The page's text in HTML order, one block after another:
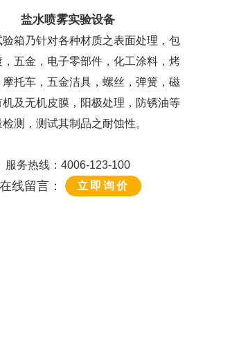
盐水喷雾实验设备
箱乃针对各种材质之表面处理，包
五金，电子零部件，化工涂料，烤
托车，五金洁具，螺丝，弹簧，磁
及无机皮膜，阳极处理，防锈油等
测，测试其制品之耐蚀性。
服务热线：4006-123-100
在线留言： 立即询价